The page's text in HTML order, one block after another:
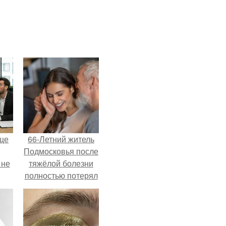
66-Летний житель
Подмосковья после
тяжёлой болезни
полностью потерял
потенцию, но
решил
восстановить